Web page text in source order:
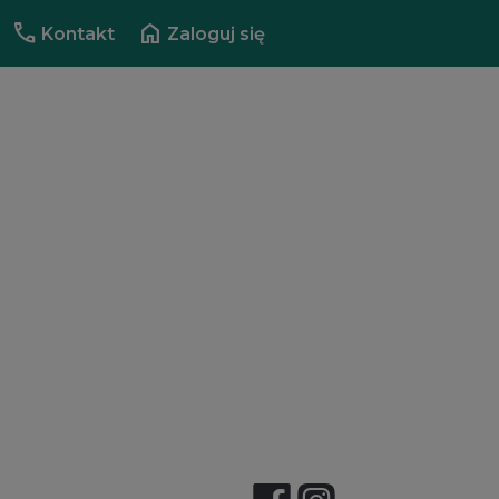
call Kontakt home Zaloguj się